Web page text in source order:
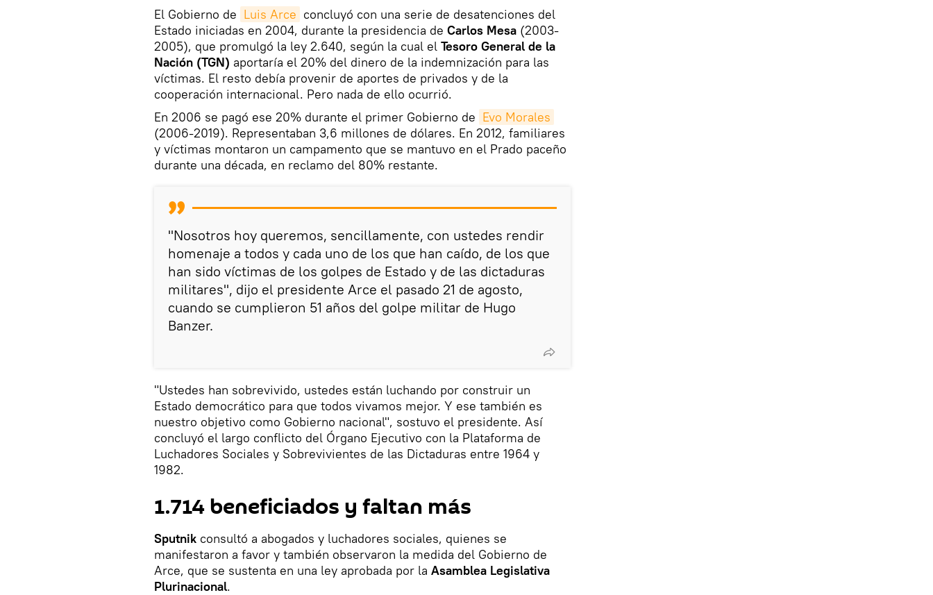
El Gobierno de Luis Arce concluyó con una serie de desatenciones del
Estado iniciadas en 2004, durante la presidencia de Carlos Mesa (2003-
2005), que promulgó la ley 2.640, según la cual el Tesoro General de la
Nación (TGN) aportaría el 20% del dinero de la indemnización para las
víctimas. El resto debía provenir de aportes de privados y de la
cooperación internacional. Pero nada de ello ocurrió.
En 2006 se pagó ese 20% durante el primer Gobierno de Evo Morales
(2006-2019). Representaban 3,6 millones de dólares. En 2012, familiares
y víctimas montaron un campamento que se mantuvo en el Prado paceño
durante una década, en reclamo del 80% restante.
"Nosotros hoy queremos, sencillamente, con ustedes rendir
homenaje a todos y cada uno de los que han caído, de los que
han sido víctimas de los golpes de Estado y de las dictaduras
militares", dijo el presidente Arce el pasado 21 de agosto,
cuando se cumplieron 51 años del golpe militar de Hugo
Banzer.
"Ustedes han sobrevivido, ustedes están luchando por construir un
Estado democrático para que todos vivamos mejor. Y ese también es
nuestro objetivo como Gobierno nacional", sostuvo el presidente. Así
concluyó el largo conflicto del Órgano Ejecutivo con la Plataforma de
Luchadores Sociales y Sobrevivientes de las Dictaduras entre 1964 y
1982.
1.714 beneficiados y faltan más
Sputnik consultó a abogados y luchadores sociales, quienes se
manifestaron a favor y también observaron la medida del Gobierno de
Arce, que se sustenta en una ley aprobada por la Asamblea Legislativa
Plurinacional.